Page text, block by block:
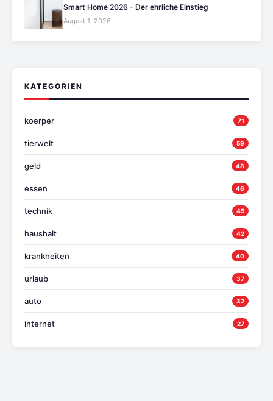
Smart Home 2026 – Der ehrliche Einstieg
August 1, 2026
KATEGORIEN
koerper 71
tierwelt 59
geld 48
essen 46
technik 45
haushalt 42
krankheiten 40
urlaub 37
auto 32
internet 27